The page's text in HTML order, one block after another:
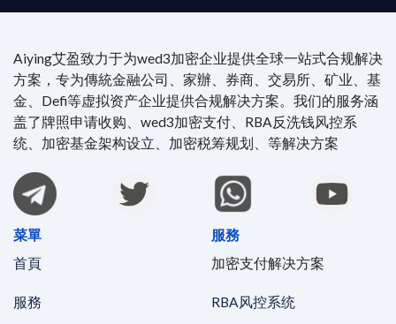
Aiying艾盈致力于为wed3加密企业提供全球一站式合规解决
方案，专为傳統金融公司、家辦、券商、交易所、矿业、基
金、Defi等虚拟资产企业提供合规解决方案。我们的服务涵
盖了牌照申请收购、wed3加密支付、RBA反洗钱风控系
统、加密基金架构设立、加密税筹规划、等解决方案
菜單
首頁
服務
服務
加密支付解决方案
RBA风控系统